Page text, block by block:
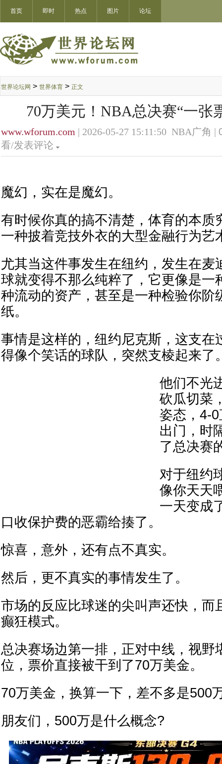
首页 即时 热点 图片 论坛
世界论坛网 > 世界体育 > 正文
70万美元！NBA总决赛“一张
www.wforum.com | 2026-05-27 15:11:50 NBA广角 |
看/发表评论
魔幻，实在是魔幻。
有时候你真的搞不清楚，体育的本质
一种披着竞技外衣的大型金融行为艺
尤其当这件事发生在纽约，发生在麦
球就变得不那么纯粹了，它更像是一
种流动的资产，甚至是一种检验你阶
纸。
事情是这样的，纽约尼克斯，这支在
得像个笑话的球队，突然支棱起来了
他们不光
砍瓜切菜
姿态，4-
出门，时
了总决赛
对于纽约
像你天天
一天变成
口收保护费的恶霸给揍了。
惊喜，意外，还有点不真实。
然后，更不真实的事情发生了。
市场的反应比球迷的尖叫声还快，而
癫狂模式。
总决赛场边第一排，正对中线，视野
位，票价直接被干到了70万美金。
70万美金，换算一下，差不多是500
朋友们，500万是什么概念?